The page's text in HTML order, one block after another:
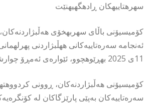
سهرهتاییهكان ڕادهگهیهنێت
کۆمیسیۆنی باڵاى سهربهخۆى
11ى 2025 بهڕێوهچوو، ئێوارەی ئەمڕۆ چوارشهممه ڕادەگەێنین.
کۆمیسیۆنی هەڵبژاردنەکان، ڕوونی
سەرەتاییەکان بەپێی پارێزگاکان لە